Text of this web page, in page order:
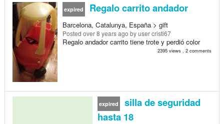
expired Regalo carrito andador
Barcelona, Catalunya, España > gift
Posted over 8 years ago by user cristi67
Regalo andador carrito tiene trote y perdió color
2395 views , 2 comments
expired
silla de seguridad
hasta 18